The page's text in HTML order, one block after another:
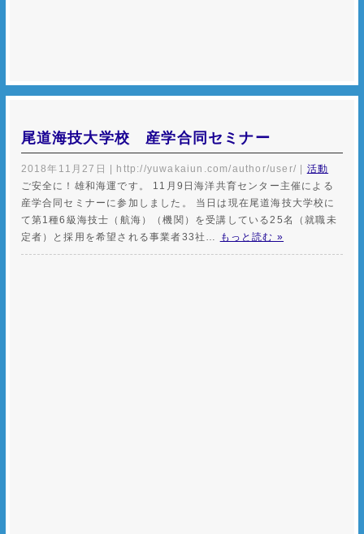
尾道海技大学校 産学合同セミナー
2018年11月27日 http://yuwakaiun.com/author/user/
活動
ご安全に！雄和海運です。 11月9日海洋共育センター主催による
産学合同セミナーに参加しました。 当日は現在尾道海技大学校に
て第1種6級海技士（航海）（機関）を受講している25名（就職未
定者）と採用を希望される事業者33社…
もっと読む »